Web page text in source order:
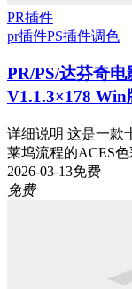
PR插件
pr插件PS插件调色
PR/PS/达芬奇
V1.1.3×178 Win
详细说明 这是一款
莱坞流程的ACES色
2026-03-13免费
免费